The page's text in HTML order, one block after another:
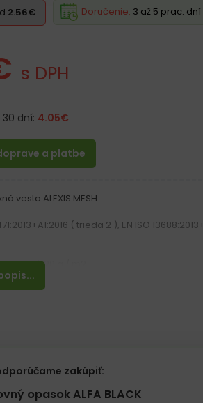
2.56€ Doručenie: 3 až 5 prac. dní
s DPH
30 dní: 4.05€
a platbe
vesta ALEXIS MESH
( trieda 2 ), EN ISO
120 g / m2
zakúpiť:
opasok ALFA BLACK